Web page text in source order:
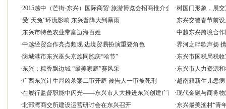
·2015越中（芒街-东兴）国际商贸·旅游博览会招商推介会在长沙举行
·树国门形象，展
·受“天兔”环流影响 东兴普降大到暴雨 ·东兴交警春节前
·东兴市特色农业带富边海百姓 ·中越东兴跨境合
·中越经贸合作亮点频现 边境贸易扮演重要角色 ·界河之畔歌声扬
·防城港市东兴巫头京族同胞庆“哈节” ·东兴市国税局税
·东兴：粽香飘边城 “最美家庭”赛风采 ·东兴市人力资源
·广西东兴计生局凶杀案二审开庭 被告人一审被死刑 ·越南籍新生儿患
·在履行监督职能中闪光——东兴市人大推进东兴创建广西特色旅游名县工作
·现代金融与商务
·北部湾商交所建设运营研讨会在东兴召开 ·东兴最美渔村“